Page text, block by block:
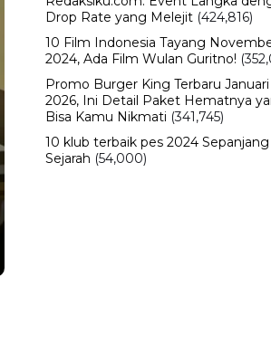
10 Film Indonesia Tayang November
Promo Burger King Terbaru Januari
Bisa Kamu Nikmati
(341,745)
10 klub terbaik pes 2024 Sepanjang